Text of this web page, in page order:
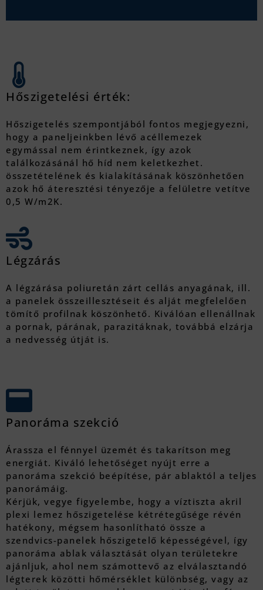
Hőszigetelési érték:
Hőszigetelés szempontjából fontos megjegyezni,
hogy a paneljeinkben lévő acéllemezek
egymással nem érintkeznek, így azok
találkozásánál hő híd nem keletkezhet.
összetételének és kialakításának köszönhetően
azok hő áteresztési tényezője a felületre vetítve
0,5 W/m2K.
Légzárás
A légzárása poliuretán zárt cellás anyagának, ill.
a panelek összeillesztéseit és alját megfelelően
tömítő profilnak köszönhető. Kiválóan ellenállnak
a pornak, párának, parazitáknak, továbbá elzárja
a nedvesség útját is.
Panoráma szekció
Árassza el fénnyel üzemét és takarítson meg
energiát. Kiváló lehetőséget nyújt erre a
panoráma szekció beépítése, pár ablaktól a teljes
panorámáig.
Kérjük, vegye figyelembe, hogy a víztiszta akril
plexi lemez hőszigetelése kétrétegűsége révén
hatékony, mégsem hasonlítható össze a
szendvics-panelek hőszigetelő képességével, így
panoráma ablak választását olyan területekre
ajánljuk, ahol nem számottevő az elválasztandó
légterek közötti hőmérséklet különbség, vagy az